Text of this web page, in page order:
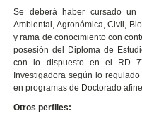
Se deberá haber cursado un
Ambiental, Agronómica, Civil,
y rama de conocimiento con
posesión del Diploma de
con lo dispuesto en el RD
Investigadora según lo
en programas de Doctorado
Otros perfiles: